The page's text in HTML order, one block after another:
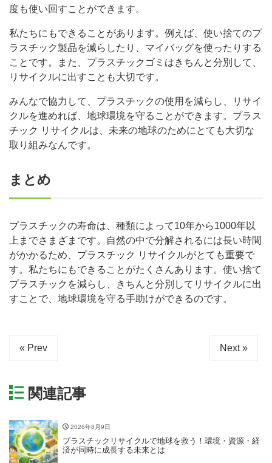
度も使い回すことができます。
私たちにもできることがあります。例えば、使い捨てのプ
ラスチック製品を減らしたり、マイバッグを使ったりする
ことです。また、プラスチックゴミはきちんと分別して、
リサイクルに出すことも大切です。
みんなで協力して、プラスチックの使用を減らし、リサイ
クルを進めれば、地球環境を守ることができます。プラス
チック リサイクルは、未来の地球のためにとても大切な
取り組みなんです。
まとめ
プラスチックの寿命は、種類によって10年から1000年以
上までさまざまです。自然の中で分解されるには長い時間
がかかるため、プラスチック リサイクルがとても重要で
す。私たちにもできることがたくさんあります。使い捨て
プラスチックを減らし、きちんと分別してリサイクルに出
すことで、地球環境を守る手助けができるのです。
« Prev Next »
関連記事
2026年8月9日
プラスチックリサイクルで地球を救う！環境・資源・経
済が同時に成長する未来とは